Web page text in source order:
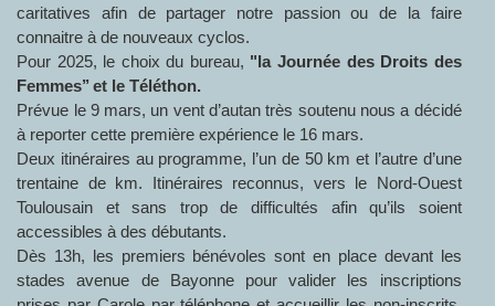
caritatives afin de partager notre passion ou de la faire
connaitre à de nouveaux cyclos.
Pour 2025, le choix du bureau, "la Journée des Droits des
Femmes’’ et le Téléthon.
Prévue le 9 mars, un vent d’autan très soutenu nous a décidé
à reporter cette première expérience le 16 mars.
Deux itinéraires au programme, l’un de 50 km et l’autre d’une
trentaine de km. Itinéraires reconnus, vers le Nord-Ouest
Toulousain et sans trop de difficultés afin qu’ils soient
accessibles à des débutants.
Dès 13h, les premiers bénévoles sont en place devant les
stades avenue de Bayonne pour valider les inscriptions